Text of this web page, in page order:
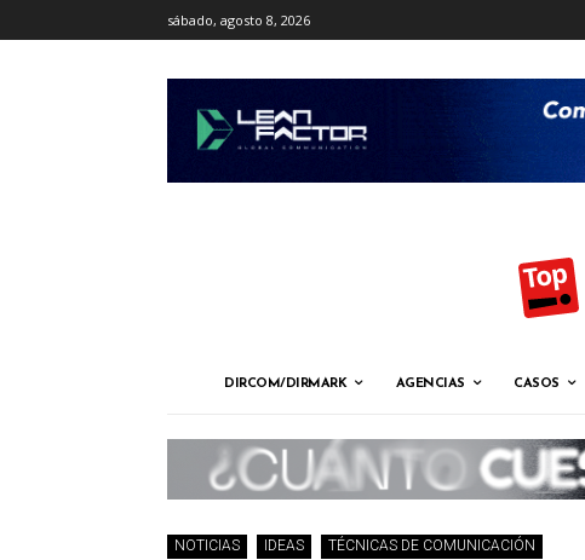
sábado, agosto 8, 2026
DIRCOM/DIRMARK AGENCIAS CASOS
NOTICIAS IDEAS TÉCNICAS DE COMUNICACIÓN